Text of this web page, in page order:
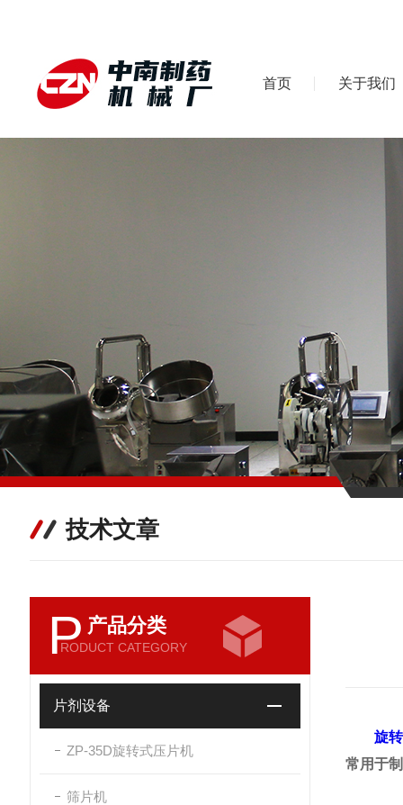
首页 关于我们
技术文章
P 产品分类
RODUCT CATEGORY
片剂设备
ZP-35D旋转式压片机
筛片机
旋
常用于